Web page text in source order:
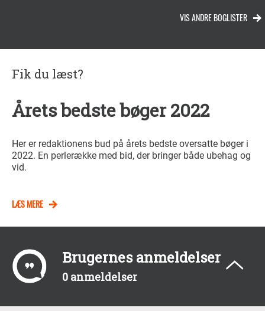
VIS ANDRE BOGLISTER
Fik du læst?
Årets bedste bøger 2022
Her er redaktionens bud på årets bedste oversatte bøger i
2022. En perlerække med bid, der bringer både ubehag og
vid.
LÆS MERE
Brugernes anmeldelser
0 anmeldelser